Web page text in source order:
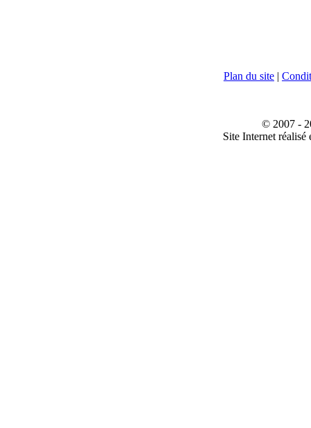
Plan du site |
© 2007 -
Site Internet réalisé